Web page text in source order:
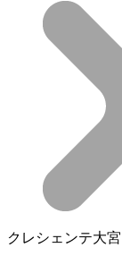
クレシェンテ大宮